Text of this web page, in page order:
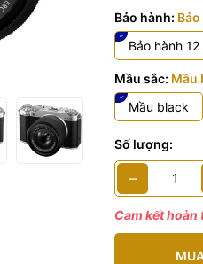
Bảo hành:
Bảo hành
Mầu sắc: Mầu
Mầu black
Số lượng:
Cam kết hoàn
Body cap
Cooling fan connector cover